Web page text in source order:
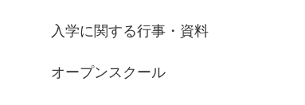
入学に関する行事・資料
オープンスクール